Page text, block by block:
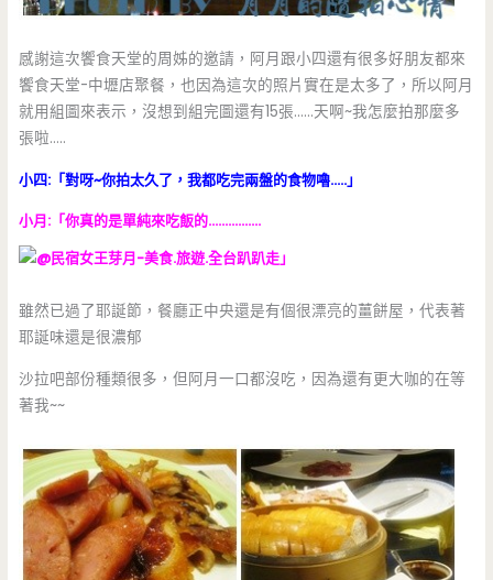
感謝這次饗食天堂的周姊的邀請，阿月跟小四還有很多好朋友都來
饗食天堂-中壢店聚餐，也因為這次的照片實在是太多了，所以阿月
就用組圖來表示，沒想到組完圖還有15張……天啊~我怎麼拍那麼多
張啦…..
小四:「對呀~你拍太久了，我都吃完兩盤的食物嚕…..」
小月:「你真的是單純來吃飯的…………….
」
雖然已過了耶誕節，餐廳正中央還是有個很漂亮的薑餅屋，代表著
耶誕味還是很濃郁
沙拉吧部份種類很多，但阿月一口都沒吃，因為還有更大咖的在等
著我~~